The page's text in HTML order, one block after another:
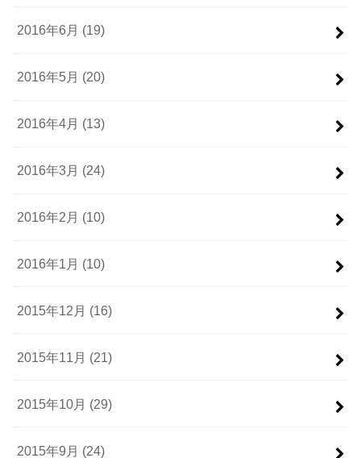
2016年6月 (19)
2016年5月 (20)
2016年4月 (13)
2016年3月 (24)
2016年2月 (10)
2016年1月 (10)
2015年12月 (16)
2015年11月 (21)
2015年10月 (29)
2015年9月 (24)